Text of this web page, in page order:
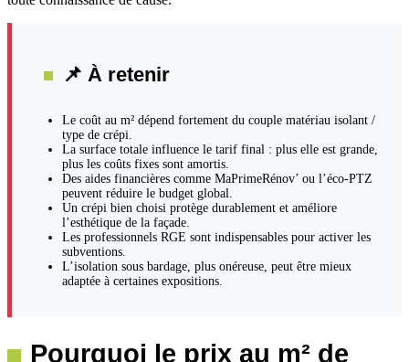
📌 À retenir
Le coût au m² dépend fortement du couple matériau isolant /
type de crépi.
La surface totale influence le tarif final : plus elle est grande,
plus les coûts fixes sont amortis.
Des aides financières comme MaPrimeRénov’ ou l’éco-PTZ
peuvent réduire le budget global.
Un crépi bien choisi protège durablement et améliore
l’esthétique de la façade.
Les professionnels RGE sont indispensables pour activer les
subventions.
L’isolation sous bardage, plus onéreuse, peut être mieux
adaptée à certaines expositions.
Pourquoi le prix au m² de